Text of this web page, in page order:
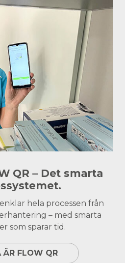
QR – Det smarta
hela processen från
– med smarta
som sparar tid.
ÄR FLOW QR